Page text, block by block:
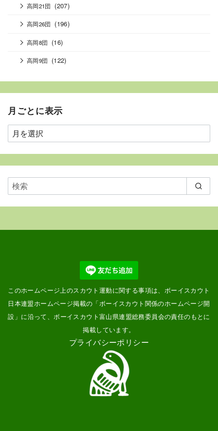
高岡21団 (207)
高岡26団 (196)
高岡8団 (16)
高岡9団 (122)
月ごとに表示
月
ご
と
表
示
このホームページ上のスカウト運動に関する事項は、ボーイスカウト
日本連盟ホームページ掲載の「ボーイスカウト関係のホームページ開
設 」に沿って、ボーイスカウト富山県連盟総務委員会の責任のもとに
掲載しています。
プライバシーポリシー